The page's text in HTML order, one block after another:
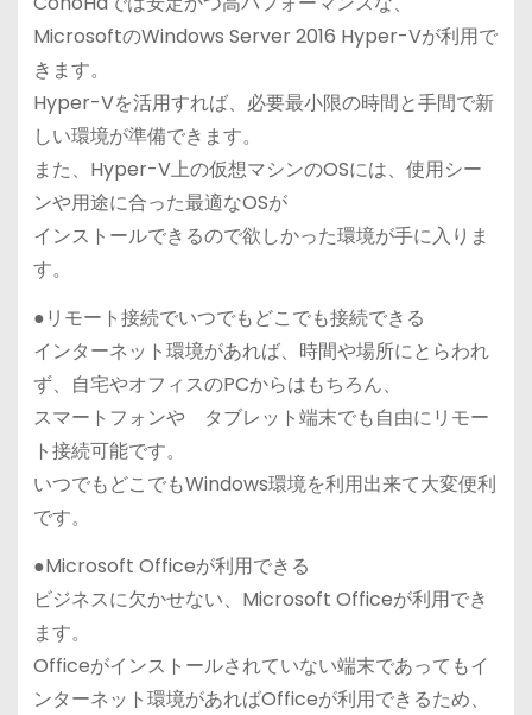
MicrosoftのWindows Server 2016 Hyper-Vが利用で
きます。
Hyper-Vを活用すれば、必要最小限の時間と手間で新
しい環境が準備できます。
また、Hyper-V上の仮想マシンのOSには、使用シー
ンや用途に合った最適なOSが
インストールできるので欲しかった環境が手に入りま
す。
●リモート接続でいつでもどこでも接続できる
インターネット環境があれば、時間や場所にとらわれ
ず、自宅やオフィスのPCからはもちろん、
スマートフォンや タブレット端末でも自由にリモー
ト接続可能です。
いつでもどこでもWindows環境を利用出来て大変便利
です。
●Microsoft Officeが利用できる
ビジネスに欠かせない、Microsoft Officeが利用でき
ます。
Officeがインストールされていない端末であってもイ
ンターネット環境があればOfficeが利用できるため、